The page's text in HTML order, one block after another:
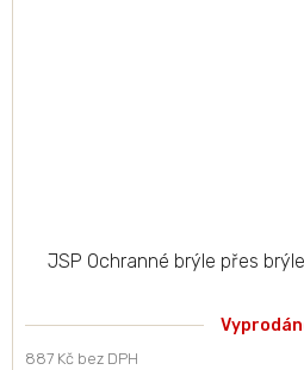
JSP Ochranné brýle přes
887 Kč bez DPH